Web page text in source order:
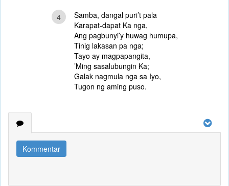
4
Samba, dangal puri’t pala
Karapat-dapat Ka nga,
Ang pagbunyi’y huwag humupa,
Tinig lakasan pa nga;
Tayo ay magpapangita,
’Ming sasalubungin Ka;
Galak nagmula nga sa Iyo,
Tugon ng aming puso.
Kommentar